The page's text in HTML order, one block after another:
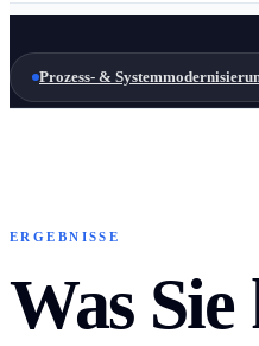
Prozess- &
ERGEBNISSE
Was